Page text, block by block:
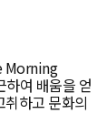
Morning
여 배움을 얻
하고 문화의